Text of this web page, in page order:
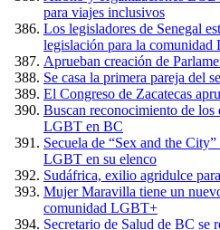
para viajes inclusivos
Los legisladores de Senegal
legislación para la
Aprueban creación de
Se casa la primera pareja del
El Congreso de Zacatecas
Buscan reconocimiento de los
LGBT en BC
Secuela de “Sex and the
LGBT en su elenco
Sudáfrica, exilio agridulce
Mujer Maravilla tiene un
comunidad LGBT+
Secretario de Salud de BC se